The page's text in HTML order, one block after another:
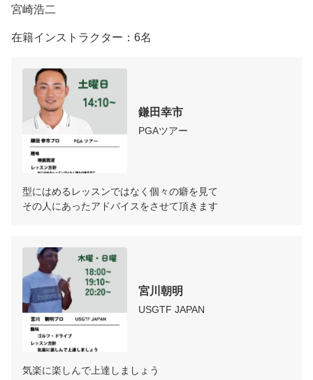
宮崎浩二
在籍インストラクター：6名
鎌田幸市
PGAツアー
型にはめるレッスンではなく個々の癖を見て
その人にあったアドバイスをさせて頂きます
宮川朝明
USGTF JAPAN
気楽に楽しんで上達しましょう